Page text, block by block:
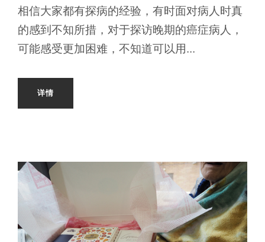
相信大家都有探病的经验，有时面对病人时真
的感到不知所措，对于探访晚期的癌症病人，
可能感受更加困难，不知道可以用...
详情